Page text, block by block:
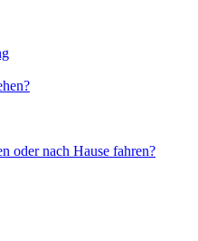
oder nach Hause fahren?